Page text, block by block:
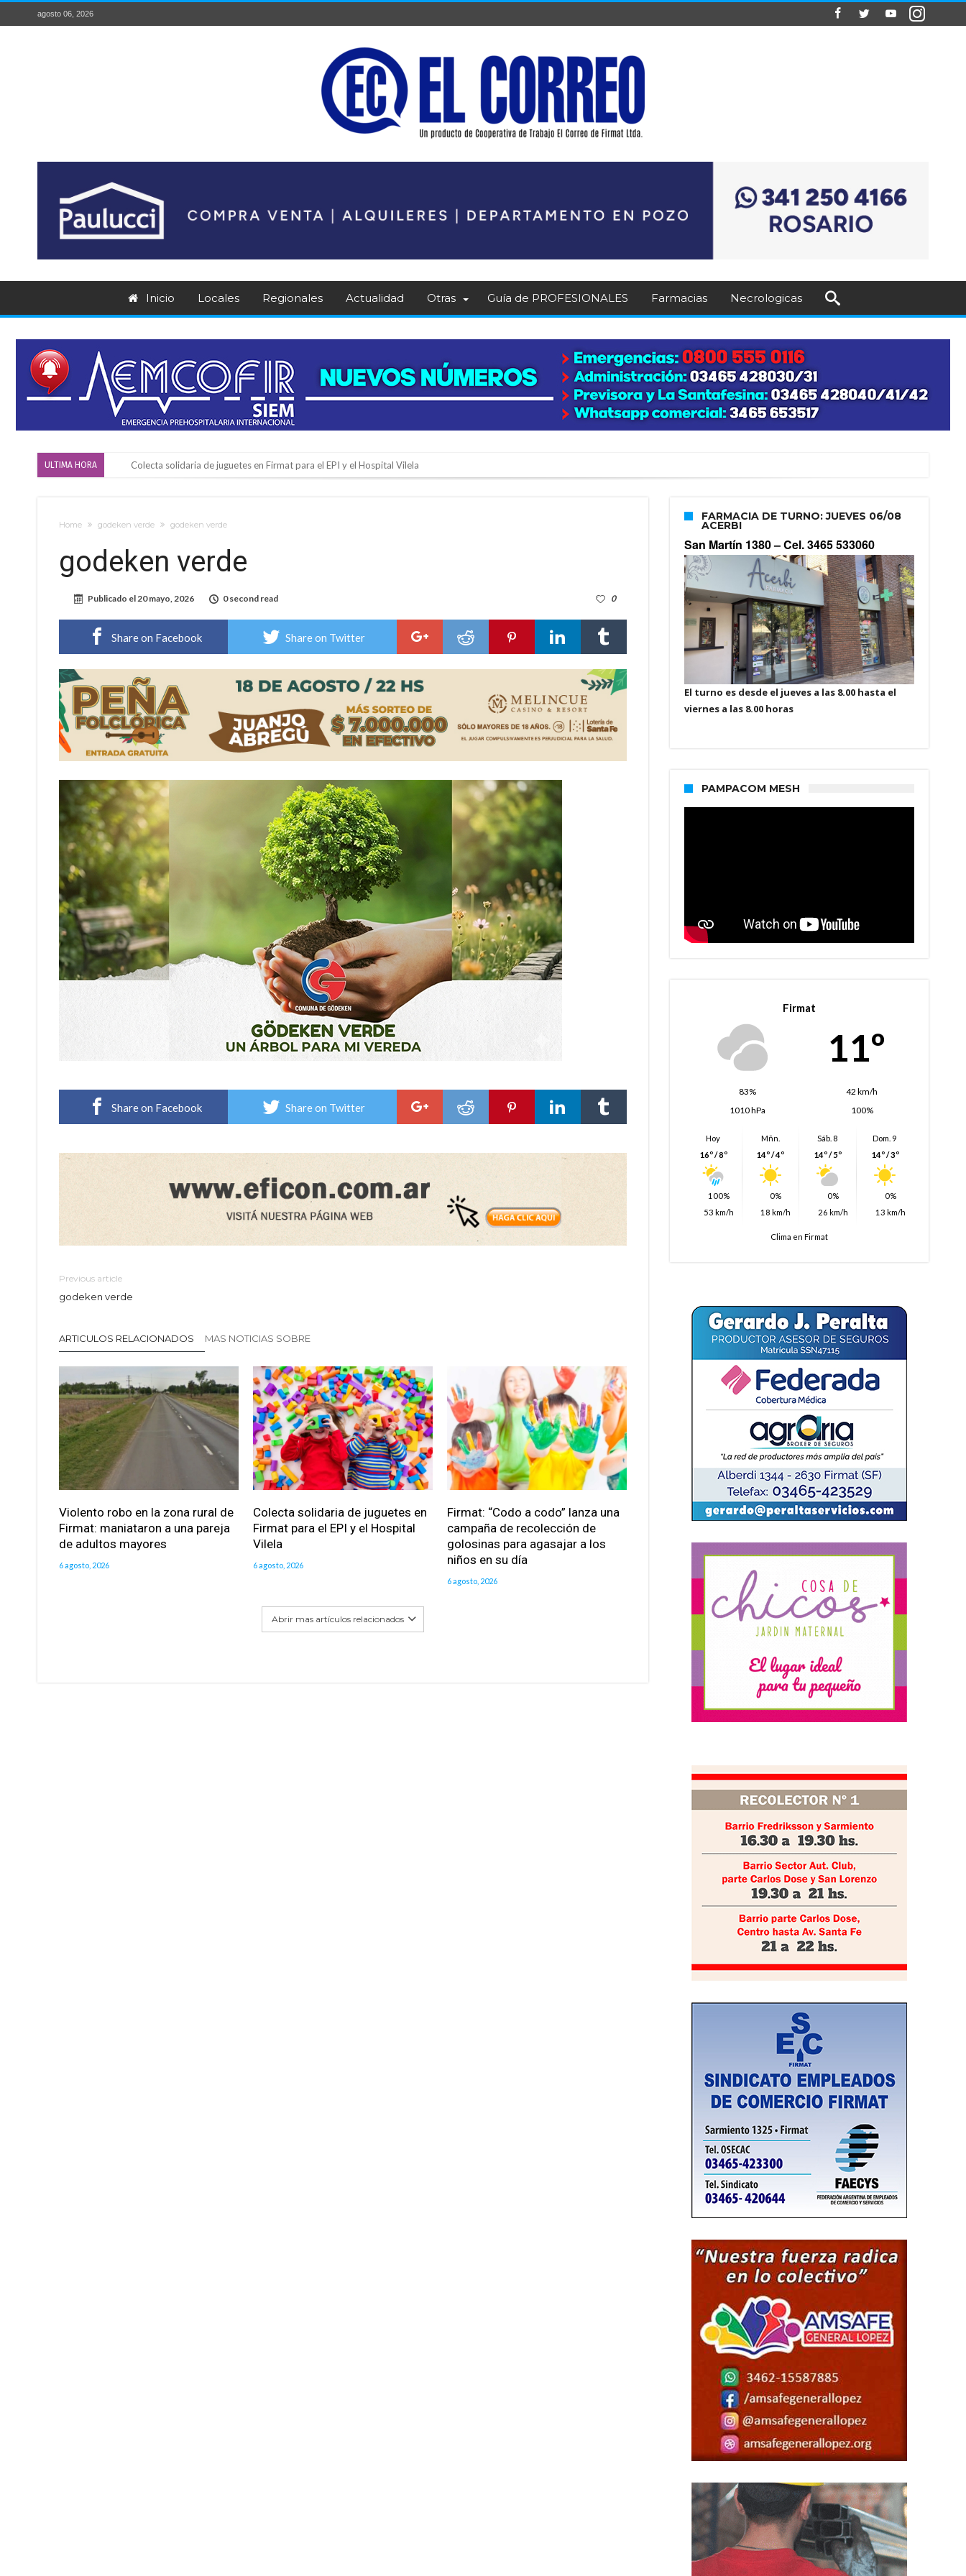
agosto 06, 2026
Inicio Locales Regionales Actualidad Otras Guía de PROFESIONALES Farmacias Necrologicas
ULTIMA HORA Colecta solidaria de juguetes en Firmat para el EPI y el Hospital Vilela
Alerta meteorológico: el SMN advierte por tormentas fuertes y ráfagas que podrían superar los 80 km/h
Distinguieron a Ramiro Maldonado, el campeón juvenil de malambo de Los Quirquinchos
Elortondo: avanza el plan de pavimentación con la licitación de cinco nuevas cuadras
Home godeken verde godeken verde
godeken verde
Publicado el20 mayo, 2026 0 second read 0
Share on Facebook Share on Twitter
Share on Facebook Share on Twitter
Previous article
godeken verde
ARTICULOS RELACIONADOS MAS NOTICIAS SOBRE
Violento robo en la zona rural de
Firmat: maniataron a una pareja
de adultos mayores
6 agosto, 2026
Colecta solidaria de juguetes en
Firmat para el EPI y el Hospital
Vilela
6 agosto, 2026
Firmat: “Codo a codo” lanza una
campaña de recolección de
golosinas para agasajar a los
niños en su día
6 agosto, 2026
Abrir mas artículos relacionados
FARMACIA DE TURNO: JUEVES 06/08
ACERBI
San Martín 1380 –Cel. 3465 533060
El turno es desde el jueves a las 8.00 hasta el
viernes a las 8.00 horas
PAMPACOM MESH
Firmat
11º
83%
42 km/h
1010 hPa
100%
Hoy
16º / 8º
100%
53 km/h
Mñn.
14º / 4º
0%
18 km/h
Sáb. 8
14º / 5º
0%
26 km/h
Dom. 9
14º / 3º
0%
13 km/h
Clima en Firmat